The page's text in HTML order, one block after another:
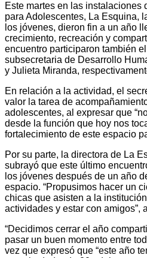
Este martes en las instalaciones
para Adolescentes, La Esquina,
los jóvenes, dieron fin a un año
crecimiento, recreación y
encuentro participaron también
subsecretaria de Desarrollo
y Julieta Miranda,
En relación a la actividad, el
valor la tarea de
adolescentes, al expresar que
desde la función que hoy nos
fortalecimiento de este espacio
Por su parte, la directora de La
subrayó que este último
los jóvenes después de un año
espacio. “Propusimos hacer un
chicas que asisten a la
actividades y estar con amigos”,
“Decidimos cerrar el año
pasar un buen momento entre
vez que expresó que “este año